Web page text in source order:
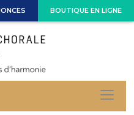
BOUTIQUE EN LIGNE